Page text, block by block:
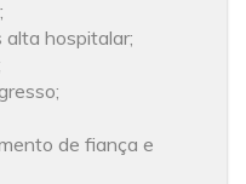
alta hospitalar;
de fiança e